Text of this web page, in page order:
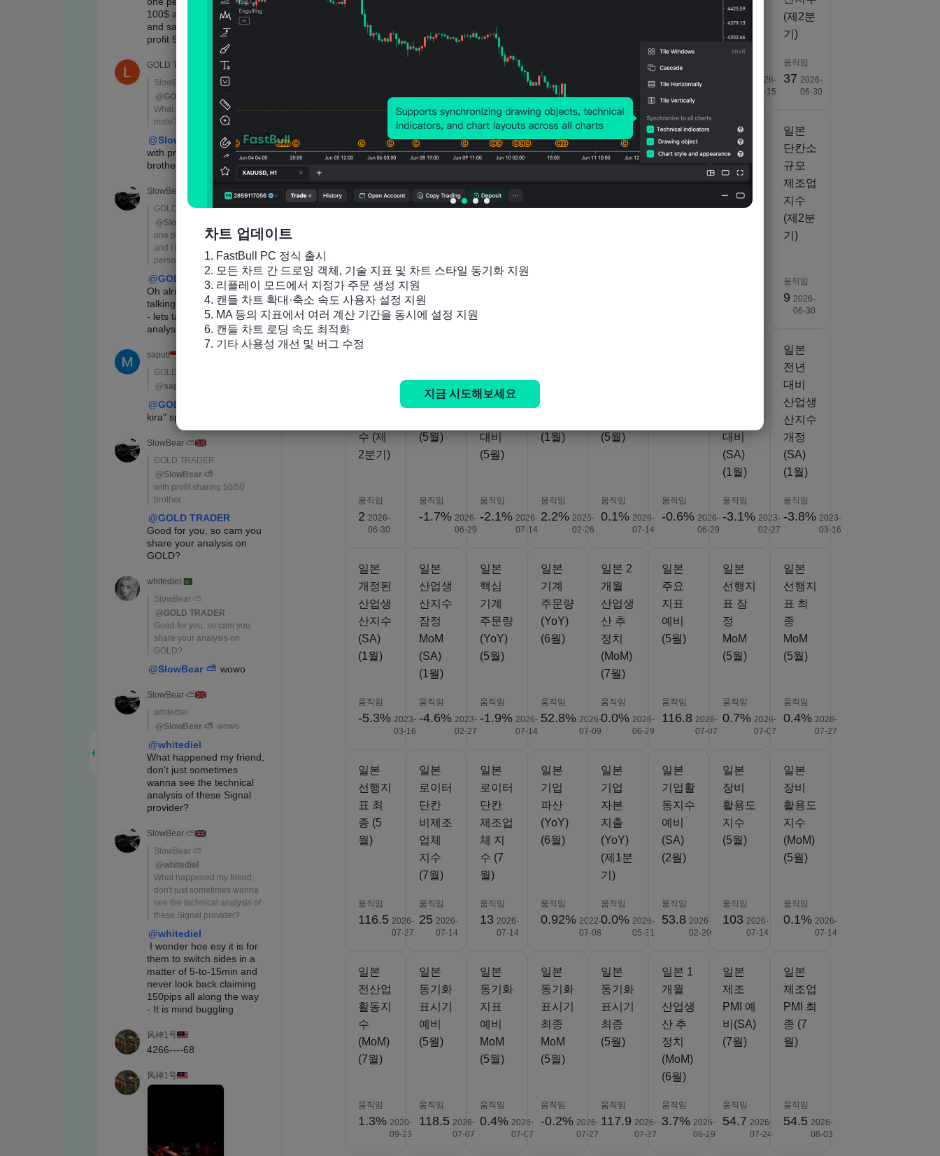
수 (제
2분기)
기)
움직임
2026-
47.7
2026-
8.4%
2026-
2026-
07-15
(제2분
기)
움직임
37 2026-
06-30
단칸대
비제조
업 전
움직임
28 2026-
06-30
일본
단칸
자본
지출
움직임
11.5%
06-30
일본
단칸
제조업
확산지
일본
단칸대
조업
일본
단칸
자본
일본
단칸소
업 지
일본
단칸소
비제조
업체
전망지
일본
단칸소
규모
제조업
지수
(제2분
기)
움직임
9 2026-
06-30
일본
수 (제
2분기)
움직임
2 2026-
06-30
(5월)
움직임
-1.7% 2026-
06-29
최종
대비
(5월)
움직임
-2.1% 2026-
07-14
(1월)
움직임
2.2% 2026-
02-26
(5월)
움직임
0.1% 2026-
07-14
움직임
-0.6% 2026-
06-29
대비
(SA)
(1월)
움직임
-3.1% 2023-
02-27
일본
전년
대비
산업생
산지수
개정
(SA)
(1월)
움직임
-3.8% 2023-
03-16
일본
개정된
산업생
산지수
(SA)
(1월)
움직임
-5.3% 2023-
03-16
일본
산업생
산지수
잠정
MoM
(SA)
(1월)
움직임
-4.6% 2023-
02-27
일본
핵심
기계
주문량
(YoY)
(5월)
움직임
-1.9% 2026-
07-14
일본
기계
주문량
(YoY)
(6월)
움직임
52.8% 2026-
07-09
일본 2
개월
산업생
산 추
정치
(MoM)
(7월)
움직임
0.0% 2026-
06-29
일본
주요
지표
예비
(5월)
움직임
116.8 2026-
07-07
일본
선행지
표 잠
정
MoM
(5월)
움직임
0.7% 2026-
07-07
일본
선행지
표 최
종
MoM
(5월)
움직임
0.4% 2026-
07-27
일본
선행지
표 최
종 (5
월)
움직임
116.5 2026-
07-27
일본
로이터
단칸
비제조
업체
지수
(7월)
움직임
25 2026-
07-14
일본
로이터
단칸
제조업
체 지
수 (7
월)
움직임
13 2026-
07-14
일본
기업
파산
(YoY)
(6월)
움직임
0.92% 2022-
07-08
일본
기업
자본
지출
(YoY)
(제1분
기)
움직임
0.0% 2026-
05-31
일본
기업활
동지수
예비
(SA)
(2월)
움직임
53.8 2026-
02-20
일본
장비
활용도
지수
(5월)
움직임
103 2026-
07-14
일본
장비
활용도
지수
(MoM)
(5월)
움직임
0.1% 2026-
07-14
일본
전산업
활동지
수
(MoM)
(7월)
움직임
1.3% 2020-
09-23
일본
동기화
표시기
예비
(5월)
움직임
118.5 2026-
07-07
일본
동기화
지표
예비
MoM
(5월)
움직임
0.4% 2026-
07-07
일본
동기화
표시기
최종
MoM
(5월)
움직임
-0.2% 2026-
07-27
일본
동기화
표시기
최종
(5월)
움직임
117.9 2026-
07-27
일본 1
개월
산업생
산 추
정치
(MoM)
(6월)
움직임
3.7% 2026-
06-29
일본
제조
PMI 예
비(SA)
(7월)
움직임
54.7 2026-
07-24
일본
제조업
PMI 최
종 (7
월)
움직임
54.5 2026-
08-03
차트 업데이트
1. FastBull PC 정식 출시
2. 모든 차트 간 드로잉 객체, 기술 지표 및 차트 스타일 동기화 지원
3. 리플레이 모드에서 지정가 주문 생성 지원
4. 캔들 차트 확대·축소 속도 사용자 설정 지원
5. MA 등의 지표에서 여러 계산 기간을 동시에 설정 지원
6. 캔들 차트 로딩 속도 최적화
7. 기타 사용성 개선 및 버그 수정
지금 시도해보세요